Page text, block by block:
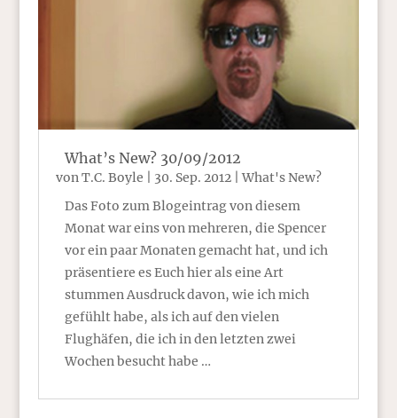
What’s New? 30/09/2012
vonT.C. Boyle 30. Sep. 2012|What's New?
Das Foto zum Blogeintrag von diesem
Monat war eins von mehreren, die Spencer
vor ein paar Monaten gemacht hat, und ich
präsentiere es Euch hier als eine Art
stummen Ausdruck davon, wie ich mich
gefühlt habe, als ich auf den vielen
Flughäfen, die ich in den letzten zwei
Wochen besucht habe …